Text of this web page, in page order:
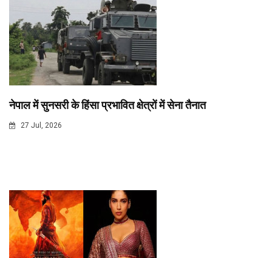
नेपाल में सुनसरी के हिंसा प्रभावित क्षेत्रों में सेना तैनात
27 Jul, 2026